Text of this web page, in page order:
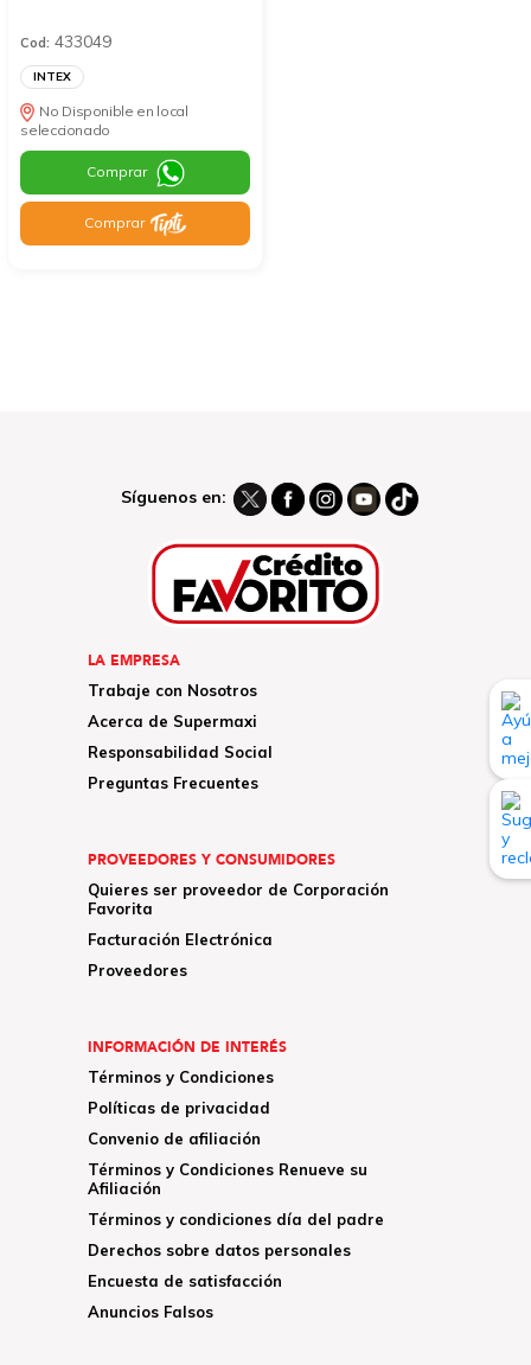
Cod: 433049
INTEX
No Disponible en local
seleccionado
Comprar
Comprar
Síguenos en:
LA EMPRESA
Trabaje con Nosotros
Acerca de Supermaxi
Responsabilidad Social
Preguntas Frecuentes
PROVEEDORES Y CONSUMIDORES
Quieres ser proveedor de Corporación
Favorita
Facturación Electrónica
Proveedores
INFORMACIÓN DE INTERÉS
Términos y Condiciones
Políticas de privacidad
Convenio de afiliación
Términos y Condiciones Renueve su
Afiliación
Términos y condiciones día del padre
Derechos sobre datos personales
Encuesta de satisfacción
Anuncios Falsos